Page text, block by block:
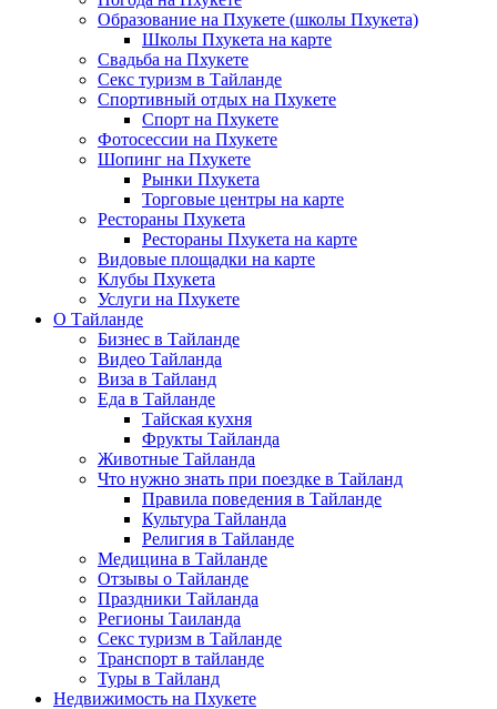
Образование на Пхукете (школы Пхукета)
Школы Пхукета на карте
Свадьба на Пхукете
Секс туризм в Тайланде
Спортивный отдых на Пхукете
Спорт на Пхукете
Фотосессии на Пхукете
Шопинг на Пхукете
Рынки Пхукета
Торговые центры на карте
Рестораны Пхукета
Рестораны Пхукета на карте
Видовые площадки на карте
Клубы Пхукета
Услуги на Пхукете
О Тайланде
Бизнес в Тайланде
Видео Тайланда
Виза в Тайланд
Еда в Тайланде
Тайская кухня
Фрукты Тайланда
Животные Тайланда
Что нужно знать при поездке в Тайланд
Правила поведения в Тайланде
Культура Тайланда
Религия в Тайланде
Медицина в Тайланде
Отзывы о Тайланде
Праздники Тайланда
Регионы Таиланда
Секс туризм в Тайланде
Транспорт в тайланде
Туры в Тайланд
Недвижимость на Пхукете